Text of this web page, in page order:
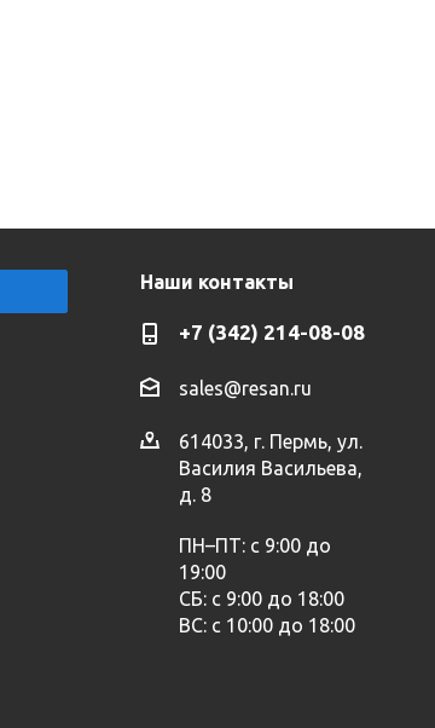
Наши контакты
+7 (342) 214-08-08
sales@resan.ru
614033, г. Пермь, ул.
Василия Васильева,
д. 8
ПН–ПТ: с 9:00 до
19:00
СБ: с 9:00 до 18:00
ВС: с 10:00 до 18:00